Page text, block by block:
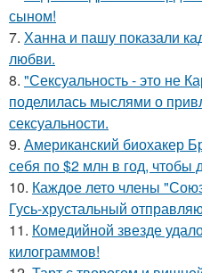
сыном!
7. Ханна и пашу показали
любви.
8. "Сексуальность - это не
поделилась мыслями о
сексуальности.
9. Американский биохакер
себя по $2 млн в год, чтобы
10. Каждое лето члены
Гусь-хрустальный
11. Комедийной звезде
килограммов!